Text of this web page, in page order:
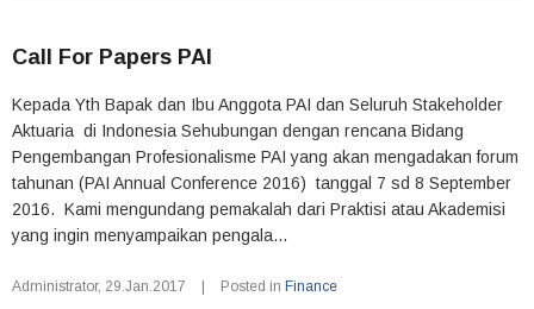
Call For Papers PAI
Kepada Yth Bapak dan Ibu Anggota PAI dan Seluruh Stakeholder
Aktuaria di Indonesia Sehubungan dengan rencana Bidang
Pengembangan Profesionalisme PAI yang akan mengadakan forum
tahunan (PAI Annual Conference 2016) tanggal 7 sd 8 September
2016. Kami mengundang pemakalah dari Praktisi atau Akademisi
yang ingin menyampaikan pengala...
Administrator, 29.Jan.2017 Posted in Finance